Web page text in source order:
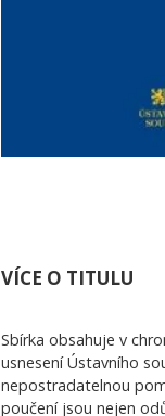
VÍCE O TITULU
Sbírka obsahuje v
usnesení Ústavního
nepostradatelnou
poučení jsou nejen